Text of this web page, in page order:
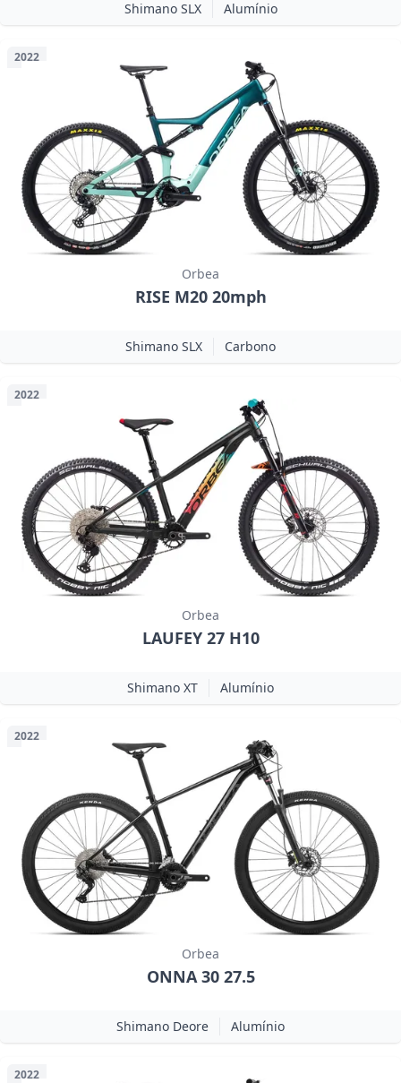
Shimano SLX Alumínio
2022
Orbea
RISE M20 20mph
Shimano SLX Carbono
2022
Orbea
LAUFEY 27 H10
Shimano XT Alumínio
2022
Orbea
ONNA 30 27.5
Shimano Deore Alumínio
2022